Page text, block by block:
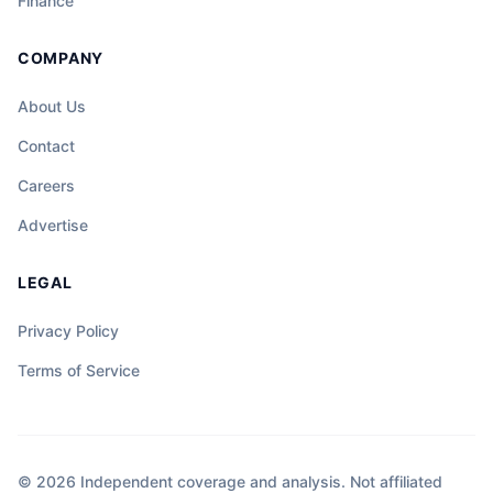
magdala ng liwanag sa gitna ng dilim at
COMPANY
About Us
Contact
Careers
Advertise
LEGAL
Privacy Policy
Terms of Service
© 2026 Independent coverage and analysis. Not affiliated